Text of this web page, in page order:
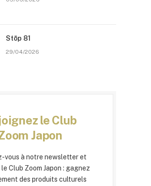
Stōp 81
29/04/2026
le Club
Japon
vous à notre newsletter et
Club Zoom Japon : gagnez
des produits culturels